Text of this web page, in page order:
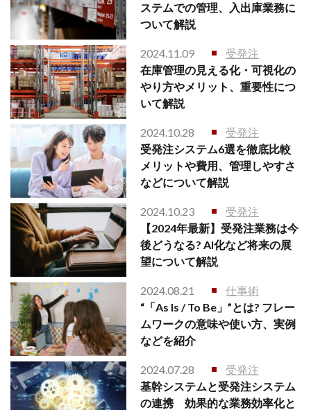
ステムでの管理、入出庫業務に
ついて解説
2024.11.09
受発注
在庫管理の見える化・可視化の
やり方やメリット、重要性につ
いて解説
2024.10.28
受発注
受発注システム6選を徹底比較
メリットや費用、管理しやすさ
などについて解説
2024.10.23
受発注
【2024年最新】受発注業務は今
後どうなる? AI化など将来の展
望について解説
2024.08.21
仕事術
“「As Is / To Be」”とは? フレー
ムワークの意味や使い方、実例
などを紹介
2024.07.28
受発注
基幹システムと受発注システム
の連携 効果的な業務効率化と